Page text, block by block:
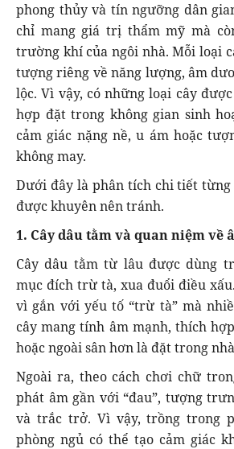
phong thủy và tín ngưỡng dân
chỉ mang giá trị thẩm mỹ mà
trường khí của ngôi nhà. Mỗi loại
tượng riêng về năng lượng, âm
lộc. Vì vậy, có những loại cây
hợp đặt trong không gian sinh
cảm giác nặng nề, u ám hoặc
không may.
Dưới đây là phân tích chi tiết
được khuyên nên tránh.
1. Cây dâu tằm và quan niệm về
Cây dâu tằm từ lâu được dùng
mục đích trừ tà, xua đuổi điều
vì gắn với yếu tố “trừ tà” mà
cây mang tính âm mạnh, thích
hoặc ngoài sân hơn là đặt trong
Ngoài ra, theo cách chơi chữ
phát âm gần với “đau”, tượng
và trắc trở. Vì vậy, trồng trong
phòng ngủ có thể tạo cảm giác